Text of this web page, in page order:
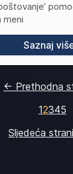
meni
Saznaj
← Prethodna
12345
Sljedeća